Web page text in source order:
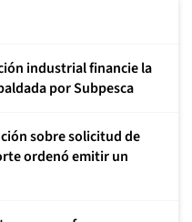
industrial financie la
por Subpesca
sobre solicitud de
ordenó emitir un